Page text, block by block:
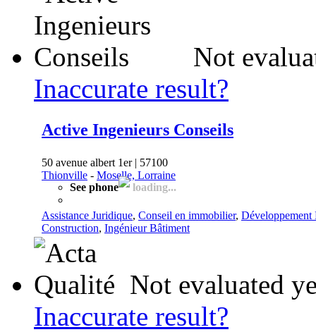
Not
Inaccurate result?
Active Ingenieurs Conseils
50 avenue albert 1er | 57100
Thionville - Moselle, Lorraine
See phone
loading...
Assistance Juridique, Conseil en immobilier, Développement
Construction, Ingénieur Bâtiment
Not evaluated
Inaccurate result?